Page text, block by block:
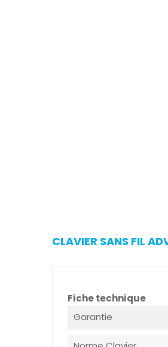
CLAVIER SANS FIL
Fiche technique
Garantie